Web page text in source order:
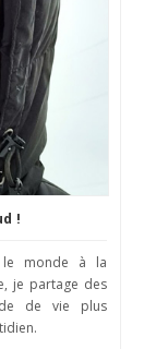
!
monde à la
je partage des
de vie plus